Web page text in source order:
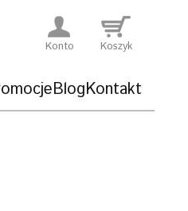
Konto Koszyk
BlogKontakt